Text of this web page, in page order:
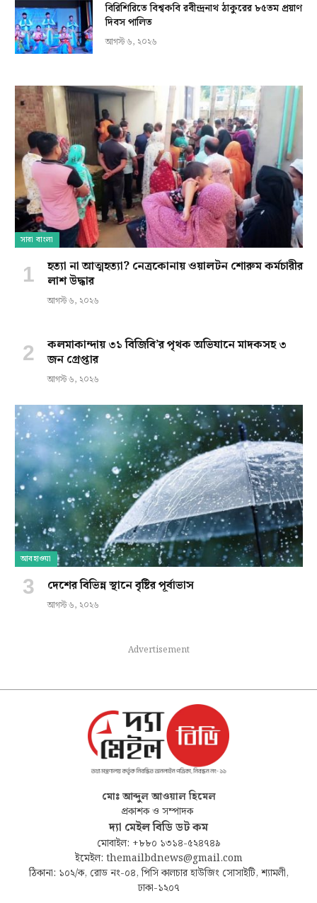
বিরিশিরিতে বিশ্বকবি রবীন্দ্রনাথ ঠাকুরের ৮৫তম প্রয়াণ
দিবস পালিত
আগস্ট ৬, ২০২৬
সারা বাংলা
হত্যা না আত্মহত্যা? নেত্রকোনায় ওয়ালটন শোরুম কর্মচারীর
লাশ উদ্ধার
আগস্ট ৬, ২০২৬
কলমাকান্দায় ৩১ বিজিবি’র পৃথক অভিযানে মাদকসহ ৩
জন গ্রেপ্তার
আগস্ট ৬, ২০২৬
আবহাওয়া
দেশের বিভিন্ন স্থানে বৃষ্টির পূর্বাভাস
আগস্ট ৬, ২০২৬
Advertisement
মোঃ আব্দুল আওয়াল হিমেল
প্রকাশক ও সম্পাদক
দ্যা মেইল বিডি ডট কম
মোবাইল: +৮৮০ ১৩১৪-৫২৪৭৪৯
ইমেইল: themailbdnews@gmail.com
ঠিকানা: ১০২/ক, রোড নং-০৪, পিসি কালচার হাউজিং সোসাইটি, শ্যামলী,
ঢাকা-১২০৭